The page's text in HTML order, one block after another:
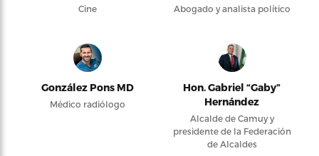
Cine Abogado y analista político
González Pons MD
Médico radiólogo
Hon. Gabriel “Gaby”
Hernández
Alcalde de Camuy y
presidente de la Federación
de Alcaldes